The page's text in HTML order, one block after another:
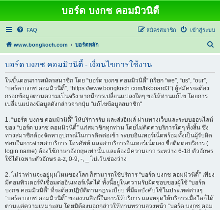
บอร์ด บงกช คอมมิวนิตี้
FAQ เข้าสู่ระบบ
สมัครสมาชิก
www.bongkoch.com บอร์ดหลัก
บอร์ด บงกช คอมมิวนิตี้ - เงื่อนไขการใช้งาน
ในขั้นตอนการสมัครสมาชิก โดย “บอร์ด บงกช คอมมิวนิตี้” (เรียก “we”, “us”, “our”,
“บอร์ด บงกช คอมมิวนิตี้”, “https://www.bongkoch.com/bkboard3”) ผู้สมัครจะต้อง
กรอกข้อมูลตามความเป็นจริง หากมีการเปลี่ยนแปลงใดๆ ขอให้ท่านแก้ไข โดยการ
เปลี่ยนแปลงข้อมูลดังกล่าวจากปุ่ม "แก้ไขข้อมูลสมาชิก"
1. “บอร์ด บงกช คอมมิวนิตี้” ให้บริการรับ และส่งอีเมล์ ผ่านทางเว็บและระบบออนไลน์
ของ “บอร์ด บงกช คอมมิวนิตี้” แก่สมาชิกทุกท่าน โดยไม่คิดค่าบริการใดๆ ทั้งสิ้น ซึ่ง
ทางสมาชิกต้องจัดหาอุปกรณ์ในการติดต่อเข้า ระบบอินเทอร์เน็ตพร้อมทั้งเป็นผู้รับผิด
ชอบในการจ่ายค่าบริการ โทรศัพท์ และค่าบริการอินเทอร์เน็ตเอง ชื่อติดต่อบริการ (
login name) ต้องใช้ภาษาอังกฤษเท่านั้น และต้องมีความยาว ระหว่าง 6-18 ตัวอักษร
ใช้ได้เฉพาะตัวอักษร a-z, 0-9, -, _ ไม่เว้นช่องว่าง
2. ไม่ว่าท่านจะอยู่มุมไหนของโลก ก็สามารถใช้บริการ “บอร์ด บงกช คอมมิวนิตี้” เพียง
มีคอมพิวเตอร์ที่เชื่อมต่ออินเทอร์เน็ตได้ ทั้งนี้อยู่ในความรับผิดชอบของผู้ใช้ “บอร์ด
บงกช คอมมิวนิตี้” ที่จะต้องปฏิบัติตามกฎระเบียบ ที่มีผลบังคับใช้ในประเทศต่างๆ
“บอร์ด บงกช คอมมิวนิตี้” ขอสงวนสิทธิ์ในการให้บริการ และหยุดให้บริการเมื่อใดก็ได้
ตามแต่ความเหมาะสม โดยมิต้องบอกกล่าวให้ท่านทราบล่วงหน้า “บอร์ด บงกช คอม